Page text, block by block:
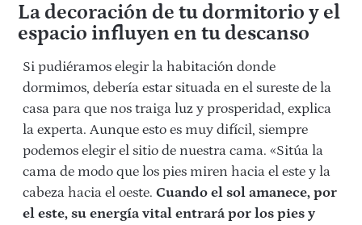
La decoración de tu dormitorio y el
espacio influyen en tu descanso
Si pudiéramos elegir la habitación donde
dormimos, debería estar situada en el sureste de la
casa para que nos traiga luz y prosperidad, explica
la experta. Aunque esto es muy difícil, siempre
podemos elegir el sitio de nuestra cama. «Sitúa la
cama de modo que los pies miren hacia el este y la
cabeza hacia el oeste. Cuando el sol amanece, por
el este, su energía vital entrará por los pies y